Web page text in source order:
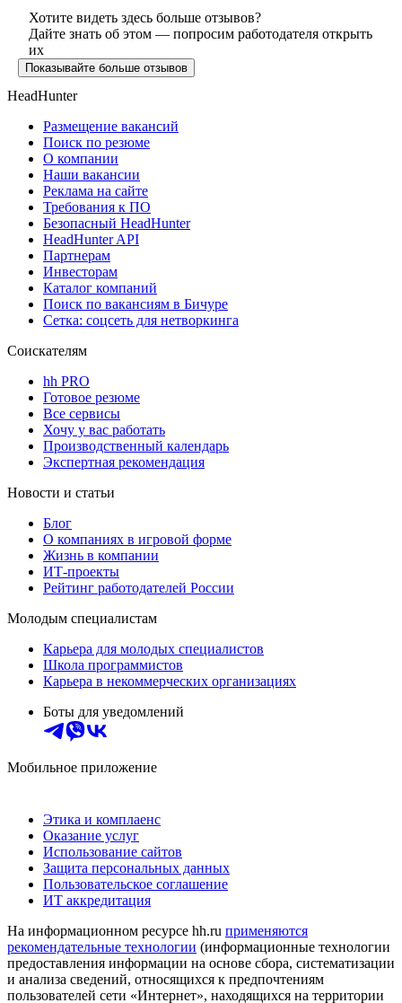
Хотите видеть здесь больше отзывов?
Дайте знать об этом — попросим работодателя открыть
их
Показывайте больше отзывов
HeadHunter
Размещение вакансий
Поиск по резюме
О компании
Наши вакансии
Реклама на сайте
Требования к ПО
Безопасный HeadHunter
HeadHunter API
Партнерам
Инвесторам
Каталог компаний
Поиск по вакансиям в Бичуре
Сетка: соцсеть для нетворкинга
Соискателям
hh PRO
Готовое резюме
Все сервисы
Хочу у вас работать
Производственный календарь
Экспертная рекомендация
Новости и статьи
Блог
О компаниях в игровой форме
Жизнь в компании
ИТ-проекты
Рейтинг работодателей России
Молодым специалистам
Карьера для молодых специалистов
Школа программистов
Карьера в некоммерческих организациях
Боты для уведомлений
Мобильное приложение
Этика и комплаенс
Оказание услуг
Использование сайтов
Защита персональных данных
Пользовательское соглашение
ИТ аккредитация
На информационном ресурсе hh.ru применяются
рекомендательные технологии (информационные технологии
предоставления информации на основе сбора, систематизации
и анализа сведений, относящихся к предпочтениям
пользователей сети «Интернет», находящихся на территории